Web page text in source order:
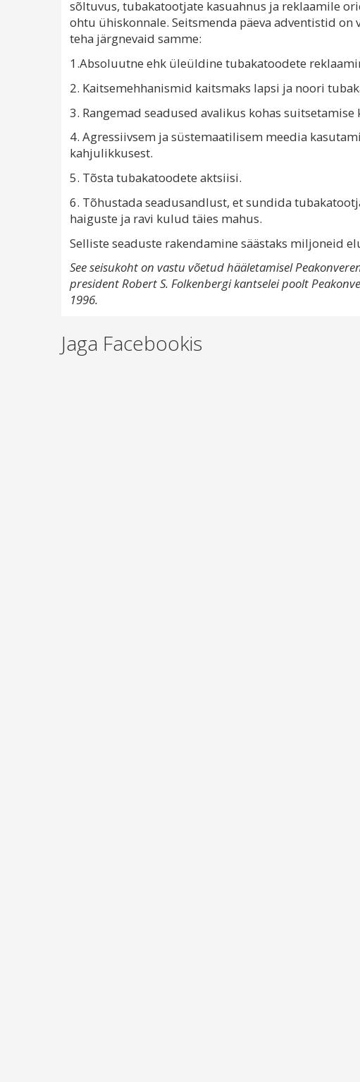
sõltuvus, tubakatootjate kasuahnus ja reklaamile
ohtu ühiskonnale. Seitsmenda päeva adventistid
teha järgnevaid samme:
1.Absoluutne ehk üleüldine tubakatoodete
2. Kaitsemehhanismid kaitsmaks lapsi ja noori
3. Rangemad seadused avalikus kohas suitsetamise
4. Agressiivsem ja süstemaatilisem meedia
kahjulikkusest.
5. Tõsta tubakatoodete aktsiisi.
6. Tõhustada seadusandlust, et sundida
haiguste ja ravi kulud täies mahus.
Selliste seaduste rakendamine säästaks miljoneid
See seisukoht on vastu võetud hääletamisel
president Robert S. Folkenbergi kantselei poolt
1996.
Jaga Facebookis